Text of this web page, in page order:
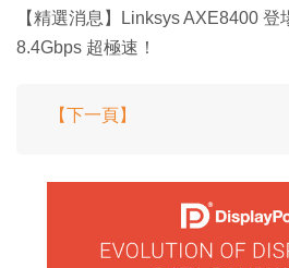
【精選消息】Linksys AXE8400 登
8.4Gbps 超極速！
【下一頁】